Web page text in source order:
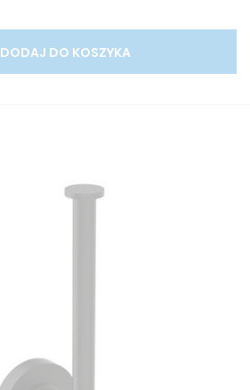
DODAJ DO KOSZYKA